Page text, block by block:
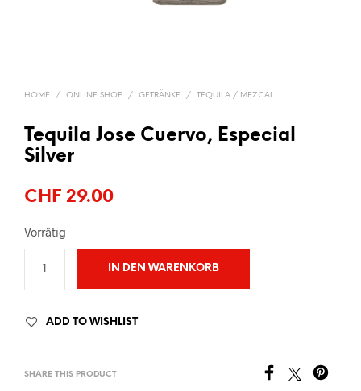
HOME / ONLINE SHOP / GETRÄNKE / TEQUILA / MEZCAL
Tequila Jose Cuervo, Especial
Silver
CHF 29.00
Vorrätig
IN DEN WARENKORB
ADD TO WISHLIST
SHARE THIS PRODUCT